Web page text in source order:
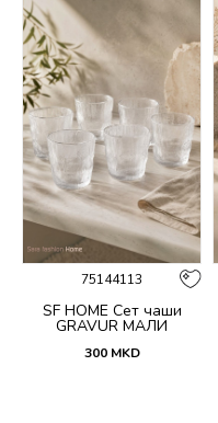
75144113
SF HOME Сет чаши
GRAVUR МАЛИ
300 MKD